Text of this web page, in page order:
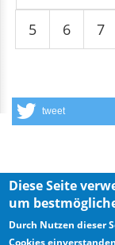
5 6 7
tweet
Diese Seite
um
Durch Nutzen dieser
Cookies